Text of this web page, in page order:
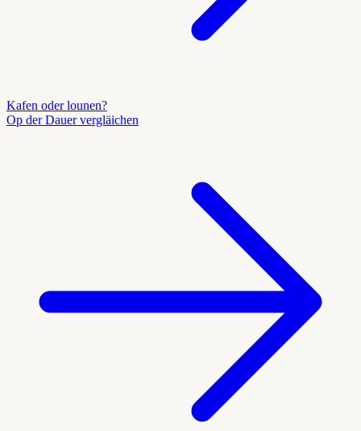
Kafen oder lounen?
Op der Dauer vergläichen